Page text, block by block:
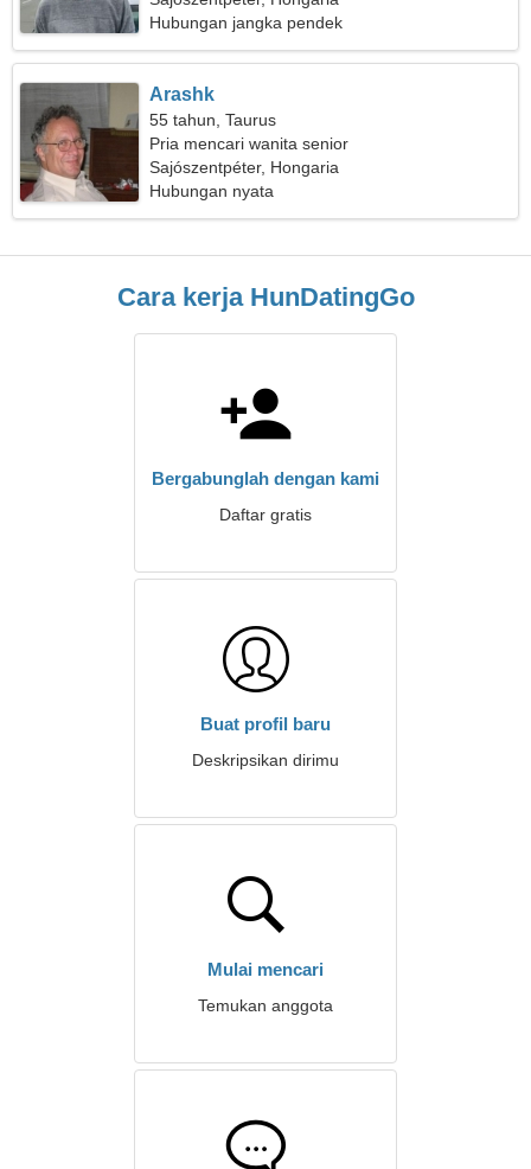
Hubungan jangka pendek
Arashk
55 tahun, Taurus
Pria mencari wanita senior
Sajószentpéter, Hongaria
Hubungan nyata
Cara kerja HunDatingGo
Bergabunglah dengan kami
Daftar gratis
Buat profil baru
Deskripsikan dirimu
Mulai mencari
Temukan anggota